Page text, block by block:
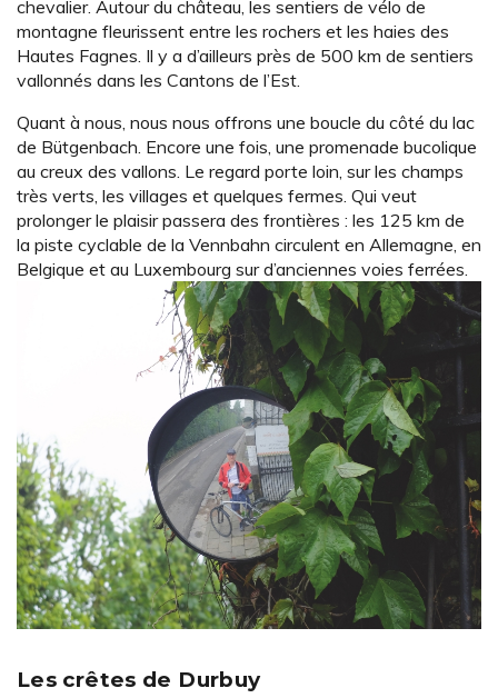
chevalier. Autour du château, les sentiers de vélo de
montagne fleurissent entre les rochers et les haies des
Hautes Fagnes. Il y a d’ailleurs près de 500 km de sentiers
vallonnés dans les Cantons de l’Est.
Quant à nous, nous nous offrons une boucle du côté du lac
de Bütgenbach. Encore une fois, une promenade bucolique
au creux des vallons. Le regard porte loin, sur les champs
très verts, les villages et quelques fermes. Qui veut
prolonger le plaisir passera des frontières : les 125 km de
la piste cyclable de la Vennbahn circulent en Allemagne, en
Belgique et au Luxembourg sur d’anciennes voies ferrées.
Les crêtes de Durbuy